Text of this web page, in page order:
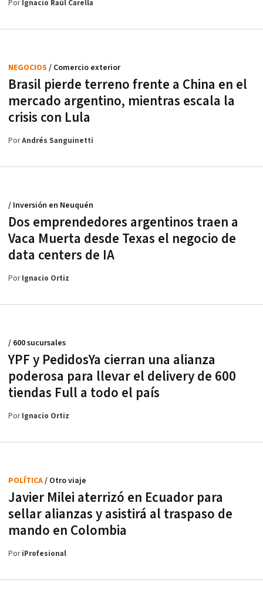
PorIgnacio Raúl Carella
Brasil pierde terreno frente a China en el
mercado argentino, mientras escala la
crisis con Lula
NEGOCIOS / Comercio exterior
PorAndrés Sanguinetti
Dos emprendedores argentinos traen a
Vaca Muerta desde Texas el negocio de
data centers de IA
/ Inversión en Neuquén
PorIgnacio Ortiz
YPF y PedidosYa cierran una alianza
poderosa para llevar el delivery de 600
tiendas Full a todo el país
/ 600 sucursales
PorIgnacio Ortiz
Javier Milei aterrizó en Ecuador para
sellar alianzas y asistirá al traspaso de
mando en Colombia
POLÍTICA/ Otro viaje
PoriProfesional